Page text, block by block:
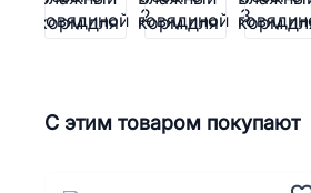
С этим товаром покупают